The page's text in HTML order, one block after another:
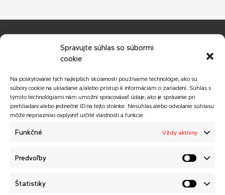
Spravujte súhlas so súbormi
cookie
Na poskytovanie tých najlepších skúseností používame technológie, ako sú
súbory cookie na ukladanie a/alebo prístup k informáciám o zariadení. Súhlas s
týmito technológiami nám umožní spracovávať údaje, ako je správanie pri
prehliadaní alebo jedinečné ID na tejto stránke. Nesúhlas alebo odvolanie súhlasu
môže nepriaznivo ovplyvniť určité vlastnosti a funkcie.
Funkčné Vždy aktívny
Predvoľby
Štatistiky
© Copyright 2026 MATADOR HOLDING a.s.
Všetky práva vyhradené.
Webstránku vytvorila agentúra GALTON Brands.
MATADOR HOLDING a.s.
Kariéra